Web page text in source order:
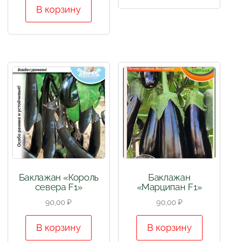
В корзину
Баклажан «Король
севера F1»
90,00₽
В корзину
Баклажан
«Марципан F1»
90,00 ₽
В корзину